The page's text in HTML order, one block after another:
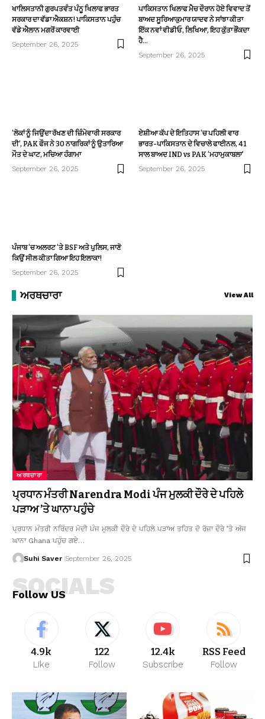
ਖਾਲਿਸਤਾਨੀ ਗੁਰਪਤਵੰਤ ਪੰਨੂ ਖਿਲਾਫ ਭਾਰਤ
ਸਰਕਾਰ ਦਾ ਵੱਡਾ ਐਕਸ਼ਨ! ਪਾਕਿਸਤਾਨ ਪਹੁੰਚ
ਵੱਡੇ ਐਲਾਨ ਮਗਰੋਂ ਕਾਰਵਾਈ
September 26, 2025
ਪਾਕਿਸਤਾਨ ਖਿਲਾਫ ਮੈਚ ਦੌਰਾਨ ਹੋਏ ਵਿਵਾਦ ਤੋਂ
ਬਾਅਦ ਸੂਰਿਆਕੁਮਾਰ ਯਾਦਵ ਨੇ ਸਾਂਝਾ ਕੀਤਾ
ਇੱਕ ਨਵਾਂ ਵੀਡੀਓ, ਲਿਖਿਆ, ਇਹ ਕੁੱਤਾ ਭੌਂਕਦਾ
ਹੈ…
September 26, 2025
‘ਲੋਕਾਂ ਨੂੰ ਜਿਉਂਦਾ ਰੱਖਣ ਦੀ ਜ਼ਿੰਮੇਵਾਰੀ ਸਰਕਾਰ
ਦੀ’, PAK ਫੌਜ ਨੇ 30 ਨਾਗਰਿਕਾਂ ਨੂੰ ਉਤਾਰਿਆ
ਮੌਤ ਦੇ ਘਾਟ, ਮਚਿਆ ਹੰਗਾਮਾ
September 26, 2025
ਏਸ਼ੀਆ ਕੱਪ ਦੇ ਇਤਿਹਾਸ ‘ਚ ਪਹਿਲੀ ਵਾਰ
ਭਾਰਤ-ਪਾਕਿਸਤਾਨ ਦੇ ਵਿਚਾਲੇ ਫਾਈਨਲ, 41
ਸਾਲ ਬਾਅਦ IND vs PAK ‘ਮਹਾਮੁਕਾਬਲਾ’
September 26, 2025
ਪੰਜਾਬ ‘ਚ ਅਲਰਟ ‘ਤੇ BSF ਅਤੇ ਪੁਲਿਸ, ਜਾਣੋ
ਕਿਉਂ ਸੀਲ ਕੀਤਾ ਗਿਆ ਇਹ ਇਲਾਕਾ!
September 26, 2025
ਅਰਥਚਾਰਾ View All
ਅਰਥਚਾਰਾ
ਪ੍ਰਧਾਨ ਮੰਤਰੀ Narendra Modi ਪੰਜ ਮੁਲਕੀ ਦੌਰੇ ਦੇ ਪਹਿਲੇ
ਪੜਾਅ ’ਤੇ ਘਾਨਾ ਪਹੁੰਚੇ
ਪ੍ਰਧਾਨ ਮੰਤਰੀ ਨਰਿੰਦਰ ਮੋਦੀ ਪੰਜ ਮੁਲਕੀ ਦੌਰੇ ਦੇ ਪਹਿਲੇ ਪੜਾਅ ਤਹਿਤ ਦੋ ਰੋਜ਼ਾ ਦੌਰੇ ’ਤੇ ਅੱਜ
ਘਾਨਾ Ghana ਪਹੁੰਚ ਗਏ…
Suhi Saver September 26, 2025
Follow US
SOCIALS
4.9k
Like
122
Follow
12.4k
Subscribe
RSS Feed
Follow